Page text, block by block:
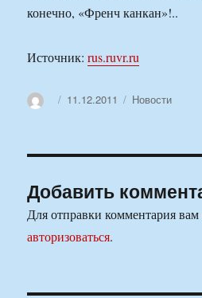
конечно, «Френч канкан»!..
Источник:rus.ruvr.ru
АвторОпубликовано
11.12.2011 Рубрики
Новости
Добавить
Для отправки комментария
авторизоваться.